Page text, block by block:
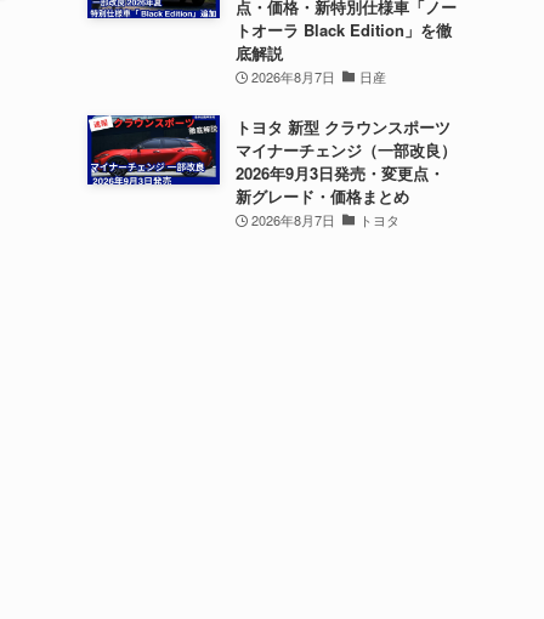
点・価格・新特別仕様車「ノー
トオーラ Black Edition」を徹
底解説
2026年8月7日 日産
トヨタ 新型 クラウンスポーツ
マイナーチェンジ（一部改良）
2026年9月3日発売・変更点・
新グレード・価格まとめ
2026年8月7日 トヨタ